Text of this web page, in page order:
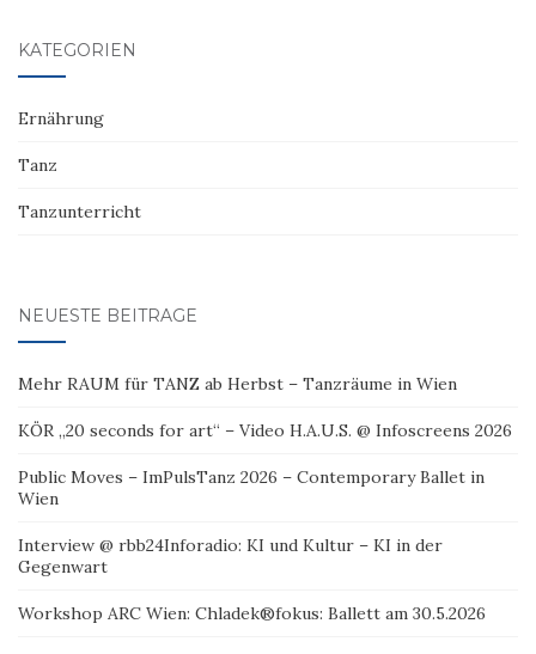
KATEGORIEN
Ernährung
Tanz
Tanzunterricht
NEUESTE BEITRÄGE
Mehr RAUM für TANZ ab Herbst – Tanzräume in Wien
KÖR „20 seconds for art“ – Video H.A.U.S. @ Infoscreens 2026
Public Moves – ImPulsTanz 2026 – Contemporary Ballet in
Wien
Interview @ rbb24Inforadio: KI und Kultur – KI in der
Gegenwart
Workshop ARC Wien: Chladek®fokus: Ballett am 30.5.2026